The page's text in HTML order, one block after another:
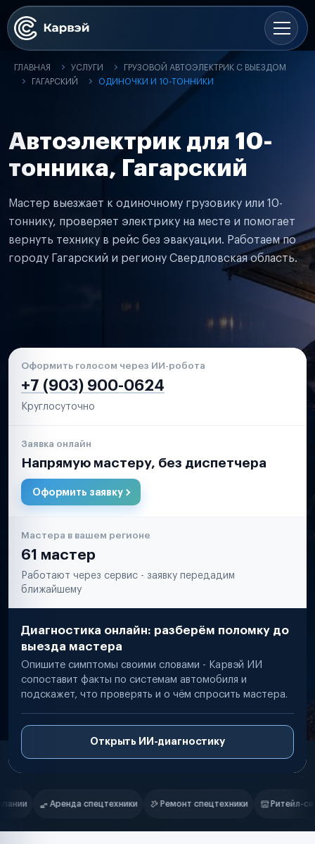
ГЛАВНАЯ УСЛУГИ
ГРУЗОВОЙ АВТОЭЛЕКТРИК С ВЫЕЗДОМ
ГАГАРСКИЙ
ОДИНОЧКИ И 10-ТОННИКИ
Автоэлектрик для 10-
тонника, Гагарский
Мастер выезжает к одиночному грузовику или 10-
тоннику, проверяет электрику на месте и помогает
вернуть технику в рейс без эвакуации. Работаем по
городу Гагарский и региону Свердловская область.
Оформить голосом через ИИ-робота
+7 (903) 900-0624
Круглосуточно
Заявка онлайн
Напрямую мастеру, без диспетчера
Оформить заявку
Мастера в вашем регионе
61 мастер
Работают через сервис - заявку передадим
ближайшему
Диагностика онлайн: разберём поломку до
выезда мастера
Опишите симптомы своими словами - Карвэй ИИ
сопоставит факты по системам автомобиля и
подскажет, что проверять и о чём спросить мастера.
Открыть ИИ-диагностику
Нам доверяют
Ремонт спецтехники Ритейл-сети Управляющие компании
Маркетплейсы